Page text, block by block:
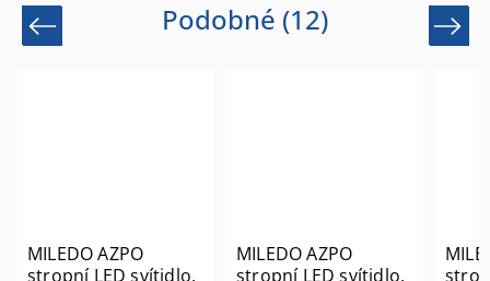
Podobné (12)
Previous
MILEDO AZPO
stropní LED svítidlo,
MILEDO AZPO
stropní LED svítidlo,
Next